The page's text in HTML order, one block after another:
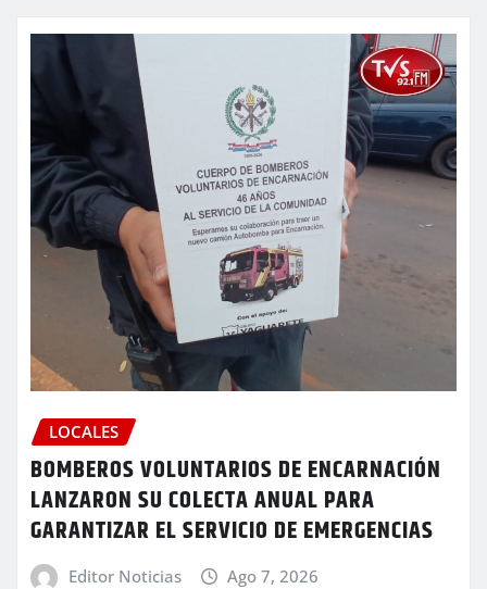
LOCALES
BOMBEROS VOLUNTARIOS DE ENCARNACIÓN
LANZARON SU COLECTA ANUAL PARA
GARANTIZAR EL SERVICIO DE EMERGENCIAS
Editor Noticias Ago 7, 2026